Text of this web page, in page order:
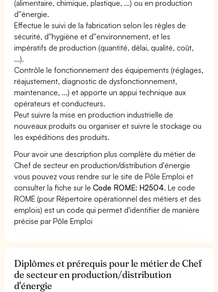
(alimentaire, chimique, plastique, ...) ou en production
d''énergie.
Effectue le suivi de la fabrication selon les règles de
sécurité, d''hygiène et d''environnement, et les
impératifs de production (quantité, délai, qualité, coût,
...).
Contrôle le fonctionnement des équipements (réglages,
réajustement, diagnostic de dysfonctionnement,
maintenance, ...) et apporte un appui technique aux
opérateurs et conducteurs.
Peut suivre la mise en production industrielle de
nouveaux produits ou organiser et suivre le stockage ou
les expéditions des produits.
Pour avoir une description plus complète du métier de
Chef de secteur en production/distribution d'énergie
vous pouvez vous rendre sur le site de Pôle Emploi et
consulter la fiche sur leCode ROME: H2504. Le code
ROME (pour Répertoire opérationnel des métiers et des
emplois) est un code qui permet d'identifier de manière
précise par Pôle Emploi
Diplômes et prérequis pour le métier de Chef
de secteur en production/distribution
d'énergie